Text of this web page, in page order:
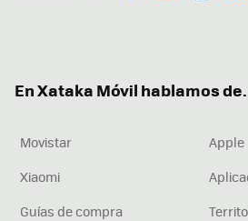
En Xataka Móvil hablamos
Movistar
Apple
Xiaomi
Guías de compra